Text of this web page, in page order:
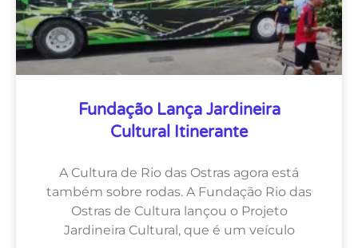
Fundação Lança Jardineira
Cultural Itinerante
A Cultura de Rio das Ostras agora está
também sobre rodas. A Fundação Rio das
Ostras de Cultura lançou o Projeto
Jardineira Cultural, que é um veículo